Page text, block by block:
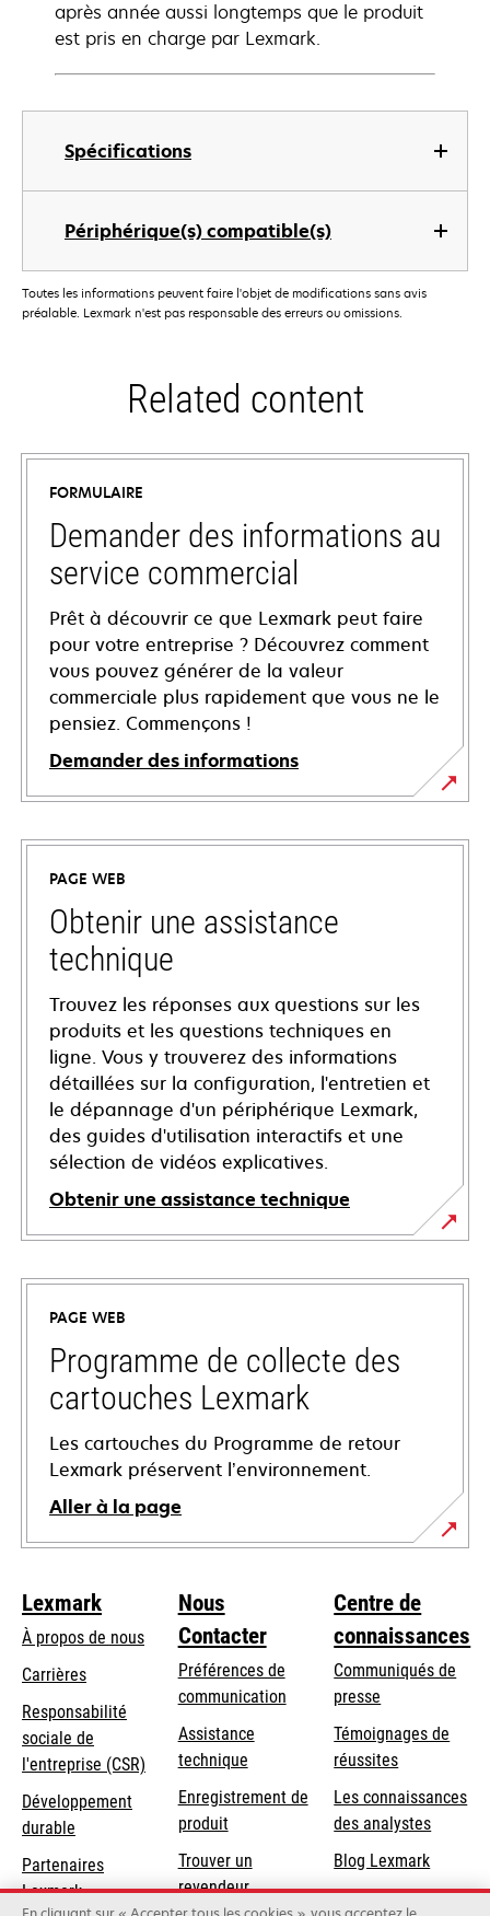
Spécifications
Périphérique(s) compatible(s)
après année aussi longtemps que le produit
est pris en charge par Lexmark.
Toutes les informations peuvent faire l'objet de modifications sans avis
préalable. Lexmark n'est pas responsable des erreurs ou omissions.
Related content
FORMULAIRE
Demander des informations au
service commercial
Prêt à découvrir ce que Lexmark peut faire
pour votre entreprise ? Découvrez comment
vous pouvez générer de la valeur
commerciale plus rapidement que vous ne le
pensiez. Commençons !
Demander des informations
PAGE WEB
Obtenir une assistance
technique
Trouvez les réponses aux questions sur les
produits et les questions techniques en
ligne. Vous y trouverez des informations
détaillées sur la configuration, l'entretien et
le dépannage d'un périphérique Lexmark,
des guides d'utilisation interactifs et une
sélection de vidéos explicatives.
Obtenir une assistance technique
s’ouvre
dans
nouvel
onglet
PAGE WEB
Programme de collecte des
cartouches Lexmark
Les cartouches du Programme de retour
Lexmark préservent l’environnement.
Aller à la page
Lexmark
À propos de nous
Carrières
s’ouvre
dans
un
nouvel
onglet
Responsabilité
sociale de
l'entreprise (CSR) s’ouvre
onglet
Développement
durable
Partenaires
Lexmark
Nous
Contacter
Préférences de
communication
s’ouvre
dans
un
nouvel
onglet
Assistance
techniques’ouvre
un
onglet
Enregistrement de
produit
Trouver un
revendeur
Centre de
connaissances
Communiqués de
presse
Témoignages de
réussites
Les connaissances
des analystes
Blog Lexmark